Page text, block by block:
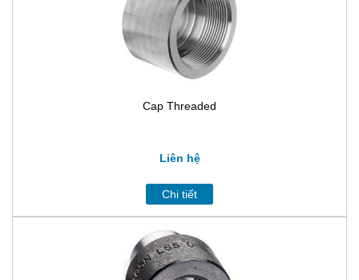
Cap Threaded
Liên hệ
Chi tiết